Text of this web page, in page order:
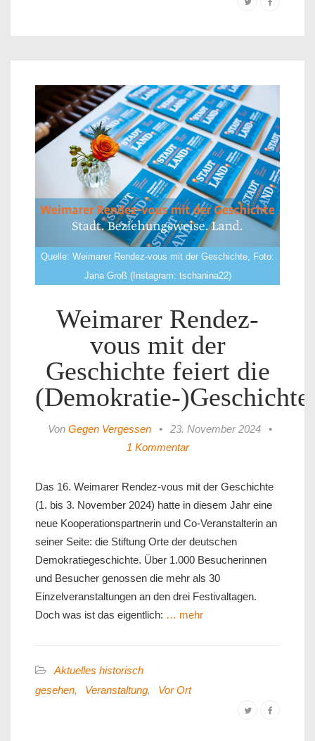
Quelle: Weimarer Rendez-vous mit der Geschichte, Foto:
Jana Groß (Instagram: tschanina22)
Weimarer Rendez-
vous mit der
Geschichte feiert die
(Demokratie-)Geschichte
Von Gegen Vergessen • 23. November 2024
•
1 Kommentar
Das 16. Weimarer Rendez-vous mit der Geschichte
(1. bis 3. November 2024) hatte in diesem Jahr eine
neue Kooperationspartnerin und Co-Veranstalterin an
seiner Seite: die Stiftung Orte der deutschen
Demokratiegeschichte. Über 1.000 Besucherinnen
und Besucher genossen die mehr als 30
Einzelveranstaltungen an den drei Festivaltagen.
Doch was ist das eigentlich: … mehr
Aktuelles historisch
gesehen, Veranstaltung, Vor Ort